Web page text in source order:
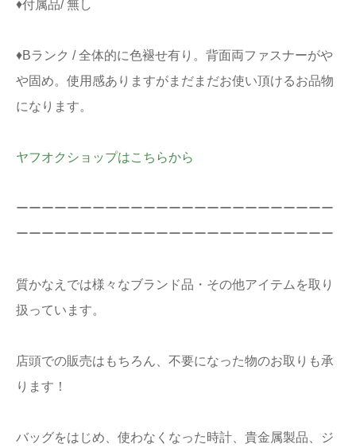
♦付属品/ 無し
♦Bランク / 全体的に色褪せ有り。背面両ファスナーがや
や固め。使用感ありますがまだまだお使い頂けるお品物
になります。
ヤフオクショップはこちらから
ーーーーーーーーーーーーーーーーーーーーーーーーー
ーーーーーーーーーーーーーーーーーーーーーーーーー
質かなえでは様々なブランド品・その他アイテムを取り
扱っています。
店頭での販売はもちろん、不要になった物のお取りも承
ります！
バッグをはじめ、使わなくなった時計、貴金属製品、ジ